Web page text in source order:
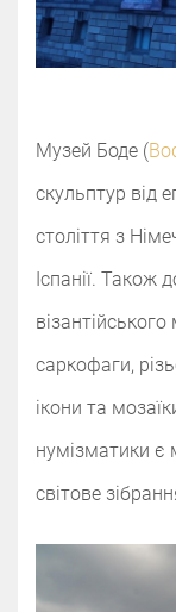
Музей Боде (
скульптур від
століття з
Іспанії. Також
саркофаги,
ікони та
нумізматики є
світове